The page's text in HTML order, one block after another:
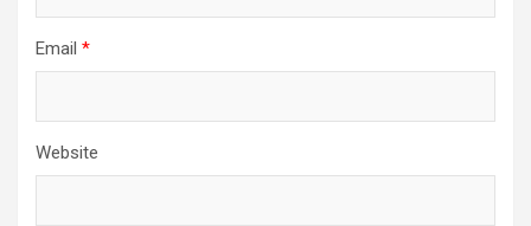
Email *
Website